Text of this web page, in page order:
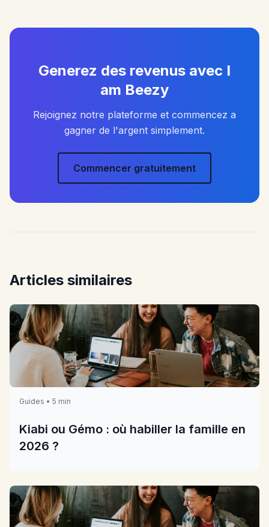
Generez des revenus avec I
am Beezy
Rejoignez notre plateforme et commencez a
gagner de l'argent simplement.
Commencer gratuitement
Articles similaires
Guides • 5 min
Kiabi ou Gémo : où habiller la famille en
2026 ?